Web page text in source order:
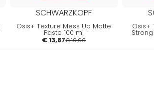
SCHWARZKOPF
Osis+ Texture Mess Up Matte
Paste 100 ml
€ 13,87€ 19,90
Osis+